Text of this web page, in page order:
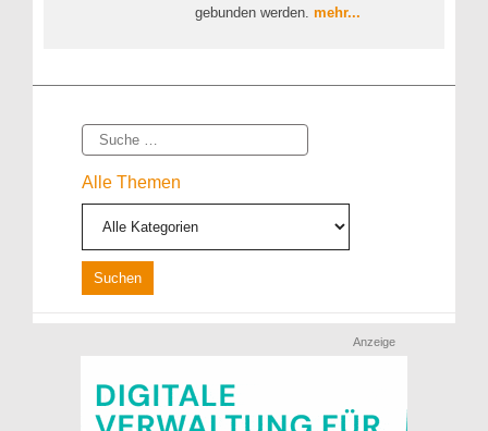
gebunden werden. mehr...
Suche
Alle Themen
Anzeige